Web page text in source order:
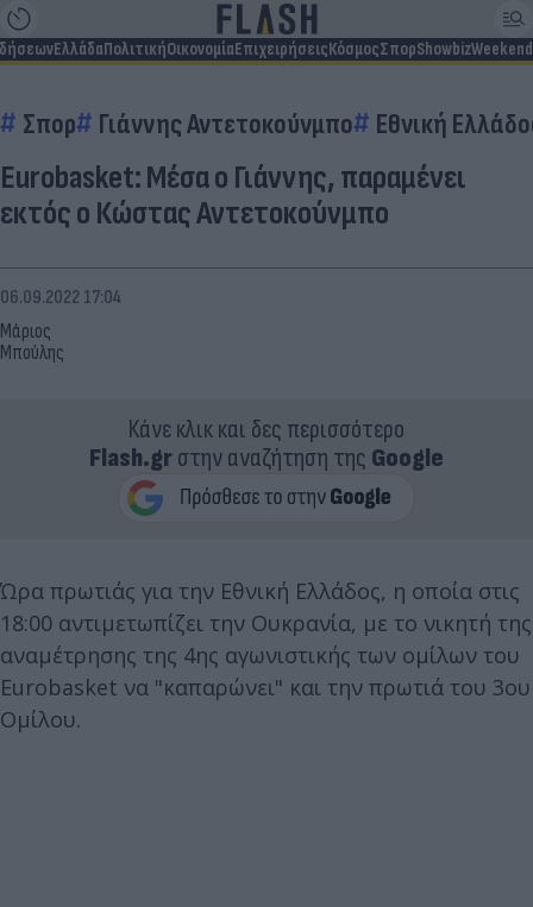
ΕλλάδαΠολιτικήΟικονομίαΕπιχειρήσειςΚόσμοςΣπορShowbizWeekend
Σπορ Γιάννης Αντετοκούνμπο Εθνική
Eurobasket: Μέσα ο Γιάννης, παραμένει
εκτός ο Κώστας Αντετοκούνμπο
Μάριος
Μπούλης
06.09.2022 17:04
Κάνε κλικ και δες περισσότερο
Flash.grστην αναζήτηση της Google
Ώρα πρωτιάς για την Εθνική Ελλάδος, η οποία στις
18:00 αντιμετωπίζει την Ουκρανία, με το νικητή της
αναμέτρησης της 4ης αγωνιστικής των ομίλων του
Eurobasket να "καπαρώνει" και την πρωτιά του 3ου
Ομίλου.